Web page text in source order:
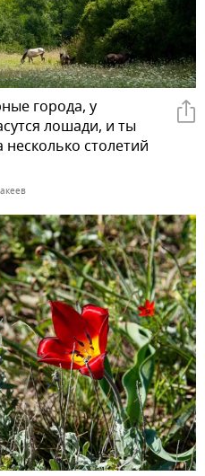
города, у
лошади, и ты
столетий